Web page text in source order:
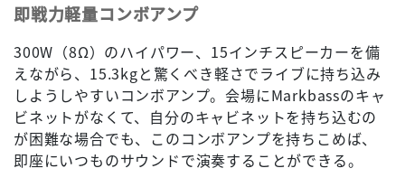
即戦力軽量コンボアンプ
300W（8Ω）のハイパワー、15インチスピーカーを備
えながら、15.3kgと驚くべき軽さでライブに持ち込み
しようしやすいコンボアンプ。会場にMarkbassのキャ
ビネットがなくて、自分のキャビネットを持ち込むの
が困難な場合でも、このコンボアンプを持ちこめば、
即座にいつものサウンドで演奏することができる。